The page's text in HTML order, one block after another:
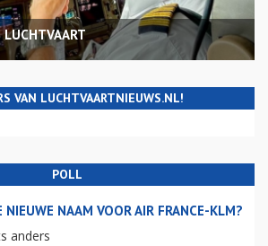
LUCHTVAART
VAN LUCHTVAARTNIEUWS.NL!
POLL
NIEUWE NAAM VOOR AIR FRANCE-KLM?
anders